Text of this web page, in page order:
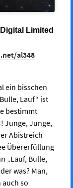
Limited
al348
ein bisschen
Lauf“ ist
bestimmt
Junge, Junge,
Abistreich
Übererfüllung
„Lauf, Bulle,
was? Man,
auch so